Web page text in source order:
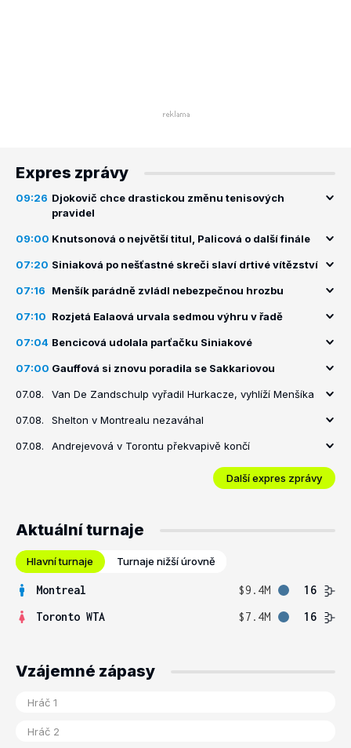
Expres zprávy
09:26 Djokovič chce drastickou změnu tenisových
pravidel
09:00 Knutsonová o největší titul, Palicová o další finále
07:20 Siniaková po nešťastné skreči slaví drtivé vítězství
07:16 Menšík parádně zvládl nebezpečnou hrozbu
07:10 Rozjetá Ealaová urvala sedmou výhru v řadě
07:04 Bencicová udolala parťačku Siniakové
07:00 Gauffová si znovu poradila se Sakkariovou
07.08. Van De Zandschulp vyřadil Hurkacze, vyhlíží Menšíka
07.08. Shelton v Montrealu nezaváhal
07.08. Andrejevová v Torontu překvapivě končí
Další expres zprávy
Aktuální turnaje
Hlavní turnaje Turnaje nižší úrovně
Montreal $9.4M
16
Toronto WTA
$7.4M 16
Vzájemné zápasy